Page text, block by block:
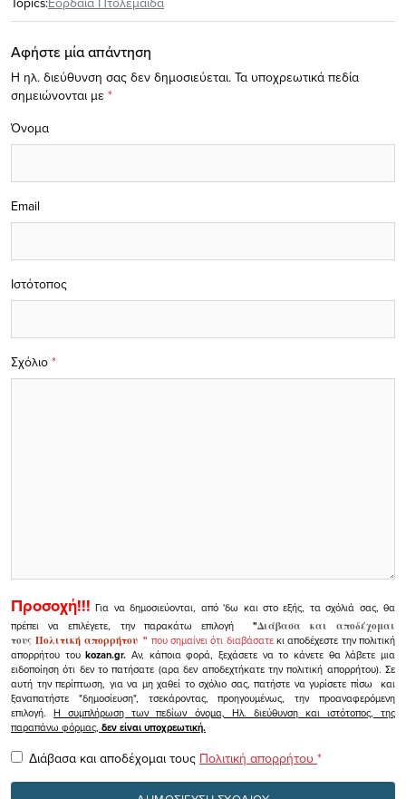
Αφήστε μία απάντηση
Η ηλ. διεύθυνση σας δεν δημοσιεύεται. Τα υποχρεωτικά πεδία
σημειώνονται με *
Σχόλιο *
Όνομα
Email
Ιστότοπος
Προσοχή!!! Για να δημοσιεύονται, από 'δω και στο εξής, τα σχόλιά σας, θα
πρέπει να επιλέγετε, την παρακάτω επιλογή
"Διάβασα και αποδέχομαι
τουςΠολιτική απορρήτου" που σημαίνει ότι διαβάσατεκι αποδέχεστε την πολιτική
απορρήτου τουkozan.gr. Αν, κάποια φορά, ξεχάσετε να το κάνετε θα λάβετε μια
ειδοποίηση ότι δεν το πατήσατε (αρα δεν αποδεχτήκατε την πολιτική απορρήτου). Σε
αυτή την περίπτωση, για να μη χαθεί το σχόλιο σας, πατήστε να γυρίσετε πίσω και
ξαναπατήστε "δημοσίευση", τσεκάροντας, προηγουμένως, την προαναφερόμενη
επιλογή.Η συμπλήρωση των πεδίων όνομα, Ηλ. διεύθυνση και ιστότοπος, της
παραπάνω φόρμας, δεν είναι υποχρεωτική.
Διάβασα και αποδέχομαι τους Πολιτική απορρήτου *